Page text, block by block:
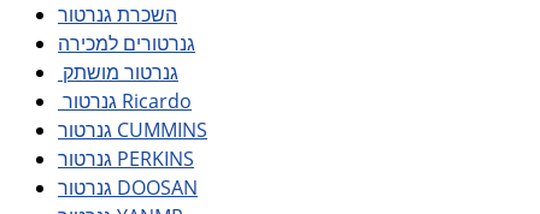
השכרת גנרטור
גנרטורים למכירה
גנרטור מושתק
גנרטור Ricardo
גנרטור CUMMINS
גנרטור PERKINS
גנרטור DOOSAN